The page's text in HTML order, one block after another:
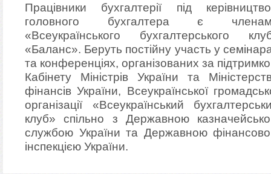
Працівники бухгалтерії під
головного бухгалтера є
«Всеукраїнського бухгалтерського
«Баланс». Беруть постійну участь у
та конференціях, організованих за
Кабінету Міністрів України та
фінансів України, Всеукраїнської
організації «Всеукраїнський
клуб» спільно з Державною
службою України та Державною
інспекцією України.